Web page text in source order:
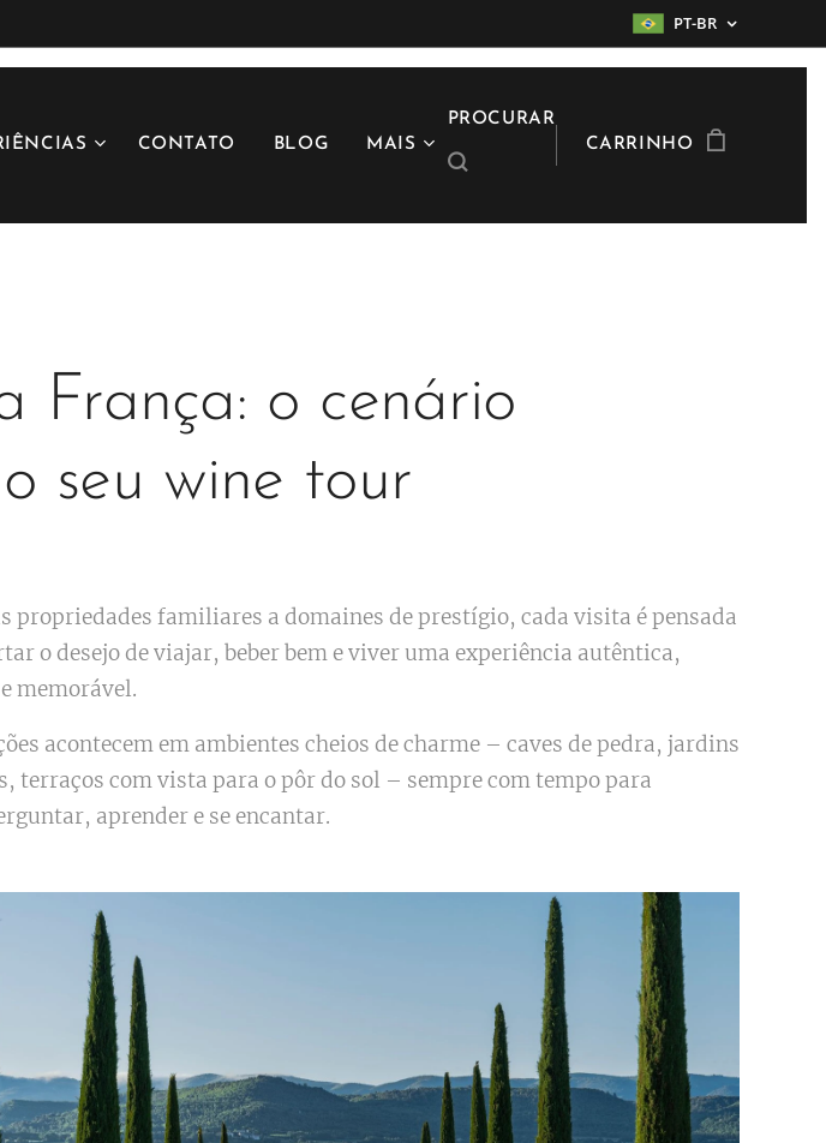
PT-BR
CONTATO BLOG MAIS
PROCURAR
CARRINHO
França: o cenário
seu wine tour
propriedades familiares a domaines de prestígio, cada visita é pensada
o desejo de viajar, beber bem e viver uma experiência autêntica,
memorável.
acontecem em ambientes cheios de charme – caves de pedra, jardins
terraços com vista para o pôr do sol – sempre com tempo para
aprender e se encantar.